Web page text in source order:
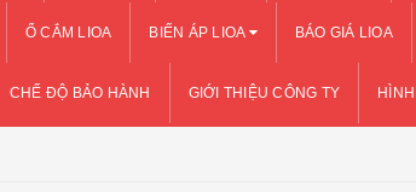
Ổ CẮM LIOA BIẾN ÁP LIOA BÁO GIÁ LIOA
CHẾ ĐỘ BẢO HÀNH GIỚI THIỆU CÔNG TY